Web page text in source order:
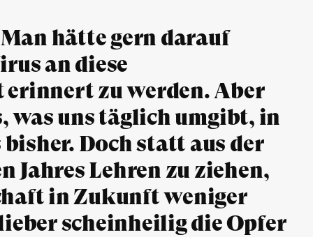
hätte gern darauf
an diese
zu werden. Aber
was uns täglich umgibt, in
Doch statt aus der
Jahres Lehren zu ziehen,
in Zukunft weniger
scheinheilig die Opfer